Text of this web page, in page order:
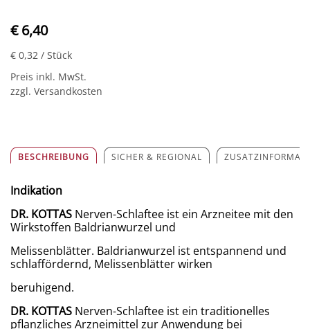
€ 6,40
€ 0,32 / Stück
Preis inkl. MwSt.
zzgl. Versandkosten
BESCHREIBUNG SICHER & REGIONAL
Indikation
DR. KOTTAS Nerven-Schlaftee ist ein Arzneitee mit den
Wirkstoffen Baldrianwurzel und
Melissenblätter. Baldrianwurzel ist entspannend und
schlaffördernd, Melissenblätter wirken
beruhigend.
DR. KOTTAS Nerven-Schlaftee ist ein traditionelles
pflanzliches Arzneimittel zur Anwendung bei